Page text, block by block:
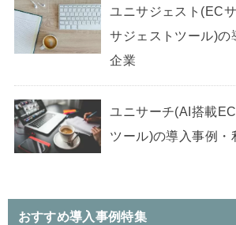
ユニサジェスト(EC
サジェストツール)の
企業
ユニサーチ(AI搭載
ツール)の導入事例・
おすすめ導入事例特集